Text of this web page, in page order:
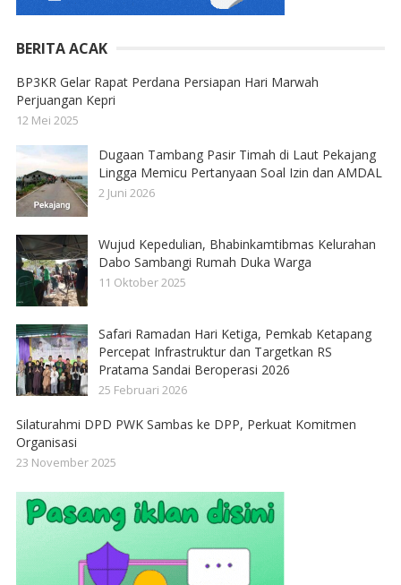
BERITA ACAK
BP3KR Gelar Rapat Perdana Persiapan Hari Marwah
Perjuangan Kepri
12 Mei 2025
Dugaan Tambang Pasir Timah di Laut Pekajang
Lingga Memicu Pertanyaan Soal Izin dan AMDAL
2 Juni 2026
Wujud Kepedulian, Bhabinkamtibmas Kelurahan
Dabo Sambangi Rumah Duka Warga
11 Oktober 2025
Safari Ramadan Hari Ketiga, Pemkab Ketapang
Percepat Infrastruktur dan Targetkan RS
Pratama Sandai Beroperasi 2026
25 Februari 2026
Silaturahmi DPD PWK Sambas ke DPP, Perkuat Komitmen
Organisasi
23 November 2025